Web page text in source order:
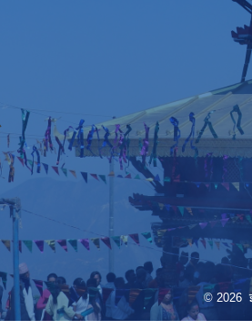
© 2026